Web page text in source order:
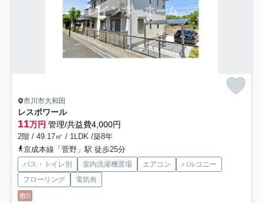
市川市大和田
レスポワール
11万円 管理/共益費4,000円
2階 / 49.17㎡ / 1LDK /築8年
京成本線「菅野」駅 徒歩25分
バス・トイレ別 室内洗濯機置場 エアコン
バルコニー
フローリング
電気有
敷0